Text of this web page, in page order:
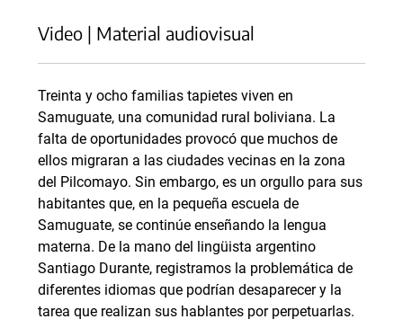
Video | Material audiovisual
Treinta y ocho familias tapietes viven en
Samuguate, una comunidad rural boliviana. La
falta de oportunidades provocó que muchos de
ellos migraran a las ciudades vecinas en la zona
del Pilcomayo. Sin embargo, es un orgullo para sus
habitantes que, en la pequeña escuela de
Samuguate, se continúe enseñando la lengua
materna. De la mano del lingüista argentino
Santiago Durante, registramos la problemática de
diferentes idiomas que podrían desaparecer y la
tarea que realizan sus hablantes por perpetuarlas.